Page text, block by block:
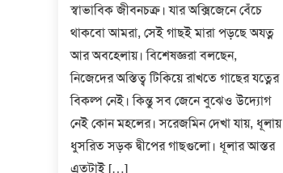
স্বাভাবিক জীবনচক্র। যার অক্সিজেনে বেঁচে
থাকবো আমরা, সেই গাছই মারা পড়ছে অযত্ন
আর অবহেলায়। বিশেষজ্ঞরা বলছেন,
নিজেদের অস্তিত্ব টিকিয়ে রাখতে গাছের যত্নের
বিকল্প নেই। কিন্তু সব জেনে বুঝেও উদ্যোগ
নেই কোন মহলের। সরেজমিন দেখা যায়, ধূলায়
ধুসরিত সড়ক দ্বীপের গাছগুলো। ধূলার আস্তর
এতটাই […]